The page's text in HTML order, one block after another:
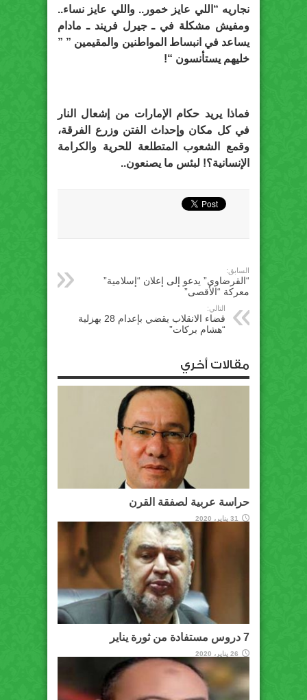
نجاريه “اللي عايز خمور.. واللي عايز نساء..
ومفيش مشكلة في ـ جيرل فريند ـ مادام
يساعد في انبساط المواطنين والمقيمين ” ”
خليهم يستأنسون “!
فماذا يريد حكام الإمارات من إشعال النار
في كل مكان وإحداث الفتن وزرع الفرقة،
وقمع الشعوب المتطلعة للحرية والكرامة
الإنسانية؟! لبئس ما يصنعون..
السابق:
“القرضاوي” يدعو إلى إعلان “إسلامية”
معركة “الأقصى”
التالي:
قضاء الانقلاب يقضي بإعدام 28 بهزلية
“هشام بركات”
مقالات أخري
حراسة عربية لصفقة القرن
31 يناير، 2020
7 دروس مستفادة من ثورة يناير
26 يناير، 2020